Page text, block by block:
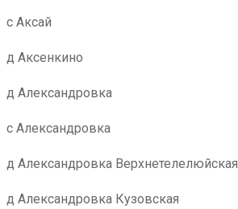
с Аксай
д Аксенкино
д Александровка
с Александровка
д Александровка Верхнетелелюйская
д Александровка Кузовская